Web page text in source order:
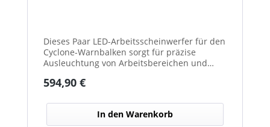
Dieses Paar LED-Arbeitsscheinwerfer für den
Cyclone-Warnbalken sorgt für präzise
Ausleuchtung von Arbeitsbereichen und
schlechten Lichtverhältnissen.
Regulärer Preis:
594,90 €
In den Warenkorb